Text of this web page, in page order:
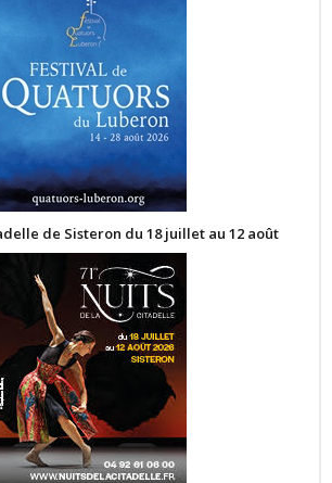
de Sisteron du 18 juillet au 12 août